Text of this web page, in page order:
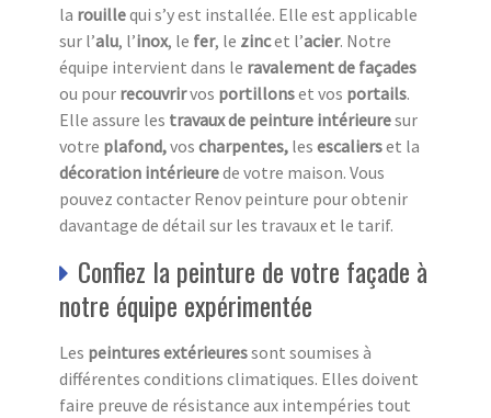
la rouillequi s’y est installée. Elle est applicable
sur l’alu, l’inox, le fer, le zincet l’acier. Notre
équipe intervient dans le ravalement de façades
ou pour recouvrirvos portillonset vos portails.
Elle assure les travaux de peinture intérieuresur
votre plafond,vos charpentes, les escalierset la
décoration intérieurede votre maison. Vous
pouvez contacter Renov peinture pour obtenir
davantage de détail sur les travaux et le tarif.
Confiez la peinture de votre façade à
notre équipe expérimentée
Les peintures extérieuressont soumises à
différentes conditions climatiques. Elles doivent
faire preuve de résistance aux intempéries tout